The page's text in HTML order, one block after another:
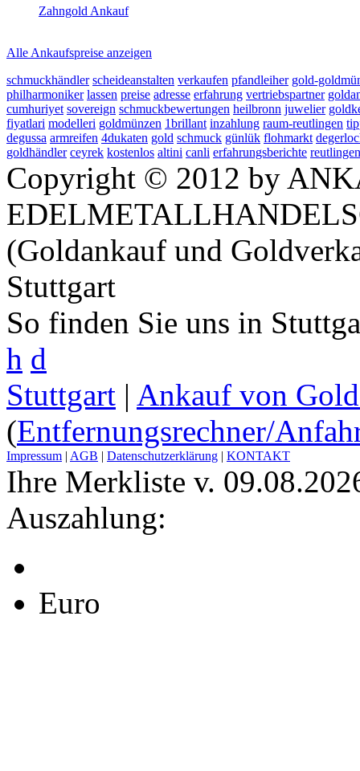
Zahngold Ankauf
Alle Ankaufspreise anzeigen
schmuckhändler scheideanstalten verkaufen pfandleiher gold-
philharmoniker lassen preise adresse erfahrung vertriebspartner
cumhuriyet sovereign schmuckbewertungen heilbronn juwelier
fiyatlari modelleri goldmünzen 1brillant inzahlung raum-reutlingen
degussa armreifen 4dukaten gold schmuck günlük flohmarkt
goldhändler ceyrek kostenlos altini canli erfahrungsberichte reutlingen
Copyright © 2012 by
(Goldankauf und
Stuttgart
So finden Sie uns in
h d
Stuttgart | Ankauf von
(Entfernungsrechner/
Impressum | AGB | Datenschutzerklärung | KONTAKT
Ihre Merkliste v.
Auszahlung:
Euro